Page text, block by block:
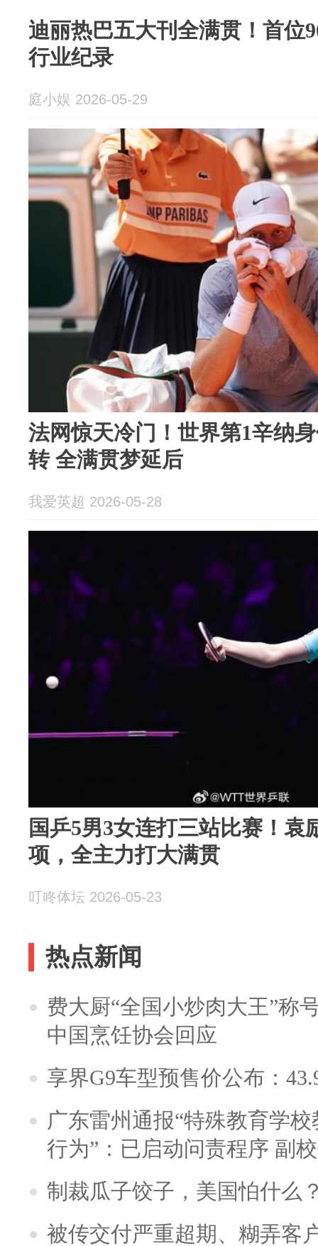
迪丽热巴五大刊全满贯！首位
行业纪录
庭小娱 2026-05-29
法网惊天冷门！世界第1辛纳
转 全满贯梦延后
我爱英超 2026-05-28
国乒5男3女连打三站比赛！袁
项，全主力打大满贯
叮咚体坛 2026-05-23
热点新闻
费大厨“全国小炒肉大王”称
中国烹饪协会回应
享界G9车型预售价公布：
广东雷州通报“特殊教育学
行为”：已启动问责程序 副
制裁瓜子饺子，美国怕什么
被传交付严重超期、糊弄客